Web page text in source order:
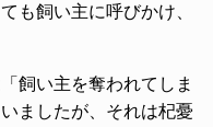
も飼い主に呼びかけ、
飼い主を奪われてしま
ましたが、それは杞憂